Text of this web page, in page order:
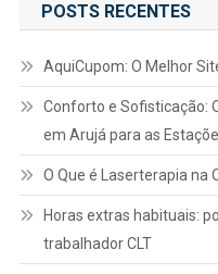
POSTS RECENTES
AquiCupom: O Melhor
Conforto e Sofisticação:
em Arujá para as
O Que é Laserterapia na
Horas extras habituais:
trabalhador CLT